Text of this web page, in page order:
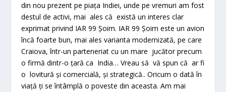
din nou prezent pe piața Indiei, unde pe vremuri am fost
destul de activi, mai ales că există un interes clar
exprimat privind IAR 99 Șoim. IAR 99 Șoim este un avion
încă foarte bun, mai ales varianta modernizată, pe care
Craiova, într-un parteneriat cu un mare jucător precum
o firmă dintr-o țară ca India… Vreau să vă spun că ar fi
o lovitură și comercială, și strategică.. Oricum o dată în
viață ți se întâmplă o poveste din aceasta. Am mai